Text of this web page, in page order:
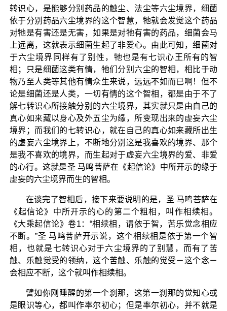
转识心，是能够分别药品的触尘、法尘等六尘境界，细菌
依于分别药品六尘境界的这个智慧，牠就会发觉这个药品
对牠是有害还是无害，如果是对牠有害的药品，细菌会马
上远离，这就表示细菌生起了非爱心。由此可知，细菌对
于六尘境界同样有了别性，牠也是有七识心王所有的智
相；只是细菌这类有情，牠们分别六尘的智相，相比于动
物乃至人类等其他有情众生来说，远远不如而已啊！但不
论是细菌还是人类，一切有情的这个智相，都是由于不了
解七转识心所接触分别的六尘境界，其实就只是由自己的
真心如来藏以身心及外五尘为缘，所变现出来的虚妄六尘
境界；而我们的七转识心，就在自己的真心如来藏所出生
的虚妄六尘境界上，不断地分别这是我喜欢的境界、那个
是我不喜欢的境界，而生起对于虚妄六尘境界的爱、非爱
的心行。这就是圣 马鸣菩萨在《起信论》中所开示的缘于
虚妄的六尘境界而生的智相。
在谈完了智相后，接下来要说明的是，圣 马鸣菩萨在
《起信论》中所开示的心的第二个粗相，叫作相续相。
《大乘起信论》卷1：“相续相，谓依于智，苦乐觉念相应
不断。”圣 马鸣菩萨开示说，这个相续相是依于第一个智
相，也就是七转识心对于六尘境界的了别慧，而有了苦
触、乐触觉受的领纳，这个苦触、乐触的觉受－这个念－
会相应不断，这个就叫作相续相。
譬如你刚睡醒的第一个刹那，这第一刹那的觉知心或
是眼识等心，都叫作率尔初心；但是率尔初心，并不就是